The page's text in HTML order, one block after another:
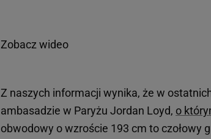
Zobacz wideo
Z naszych informacji wynika, że w
ambasadzie w Paryżu Jordan Loyd, o
obwodowy o wzroście 193 cm to czołowy